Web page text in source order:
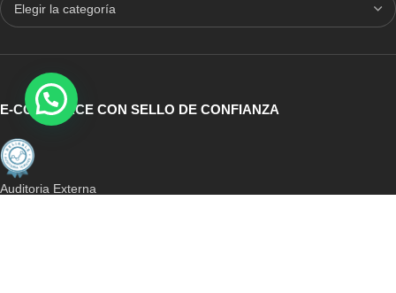
E-COMMERCE CON SELLO DE CONFIANZA
Auditoria Externa